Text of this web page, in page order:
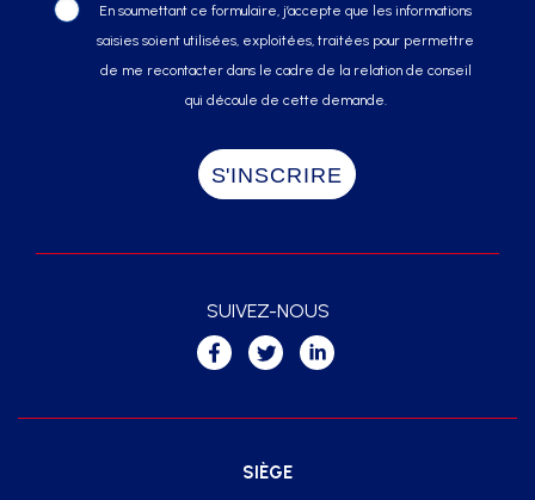
En soumettant ce formulaire, j’accepte que les informations
saisies soient utilisées, exploitées, traitées pour permettre
de me recontacter dans le cadre de la relation de conseil
qui découle de cette demande.
SIÈGE
SUIVEZ-NOUS